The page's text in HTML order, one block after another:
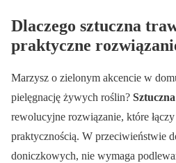
Dlaczego sztuczna
praktyczne
Marzysz o zielonym akcencie w
pielęgnację żywych roślin?
rewolucyjne rozwiązanie, które
praktycznością. W przeciwieństwie
doniczkowych, nie wymaga